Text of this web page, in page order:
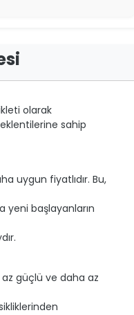
olarak
sahip
uygun fiyatlıdır. Bu,
yeni başlayanların
güçlü ve daha az